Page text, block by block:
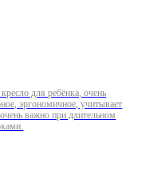
для ребёнка, очень
эргономичное, учитывает
важно при длительном